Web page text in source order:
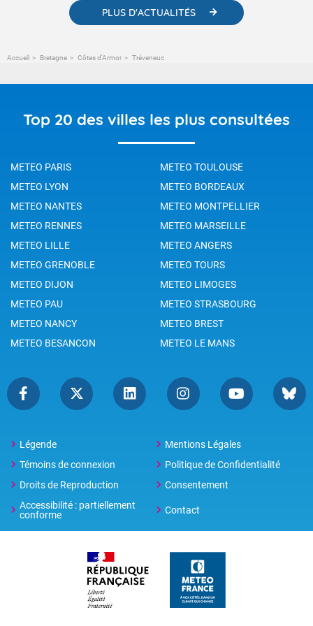
PLUS D'ACTUALITÉS
Accueil Bretagne Côtes d'Armor Tréveneuc
Top 20 des villes les plus consultées
METEO PARIS
METEO TOULOUSE
METEO LYON
METEO BORDEAUX
METEO NANTES
METEO MONTPELLIER
METEO RENNES
METEO MARSEILLE
METEO LILLE
METEO ANGERS
METEO GRENOBLE
METEO TOURS
METEO DIJON
METEO LIMOGES
METEO PAU
METEO STRASBOURG
METEO NANCY
METEO BREST
METEO BESANCON
METEO LE MANS
Légende
Mentions Légales
Témoins de connexion
Politique de Confidentialité
Droits de Reproduction
Consentement
Accessibilité : partiellement
conforme
Contact